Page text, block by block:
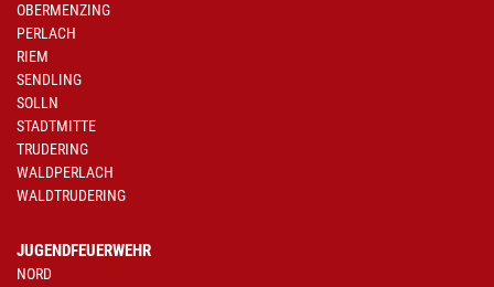
OBERMENZING
PERLACH
RIEM
SENDLING
SOLLN
STADTMITTE
TRUDERING
WALDPERLACH
WALDTRUDERING
JUGENDFEUERWEHR
NORD